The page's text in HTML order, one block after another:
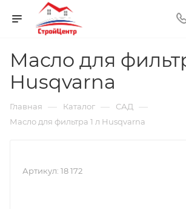
Масло для
Husqvarna
Главная — Каталог — САД —
Масло для фильтра 1 л Husqvarna
Артикул: 18 172